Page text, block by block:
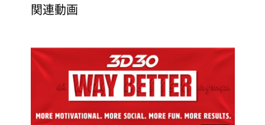
3D30で使用するViPRは
こちらからご購入いただけます。
http://store.vipr.jp/
関連動画